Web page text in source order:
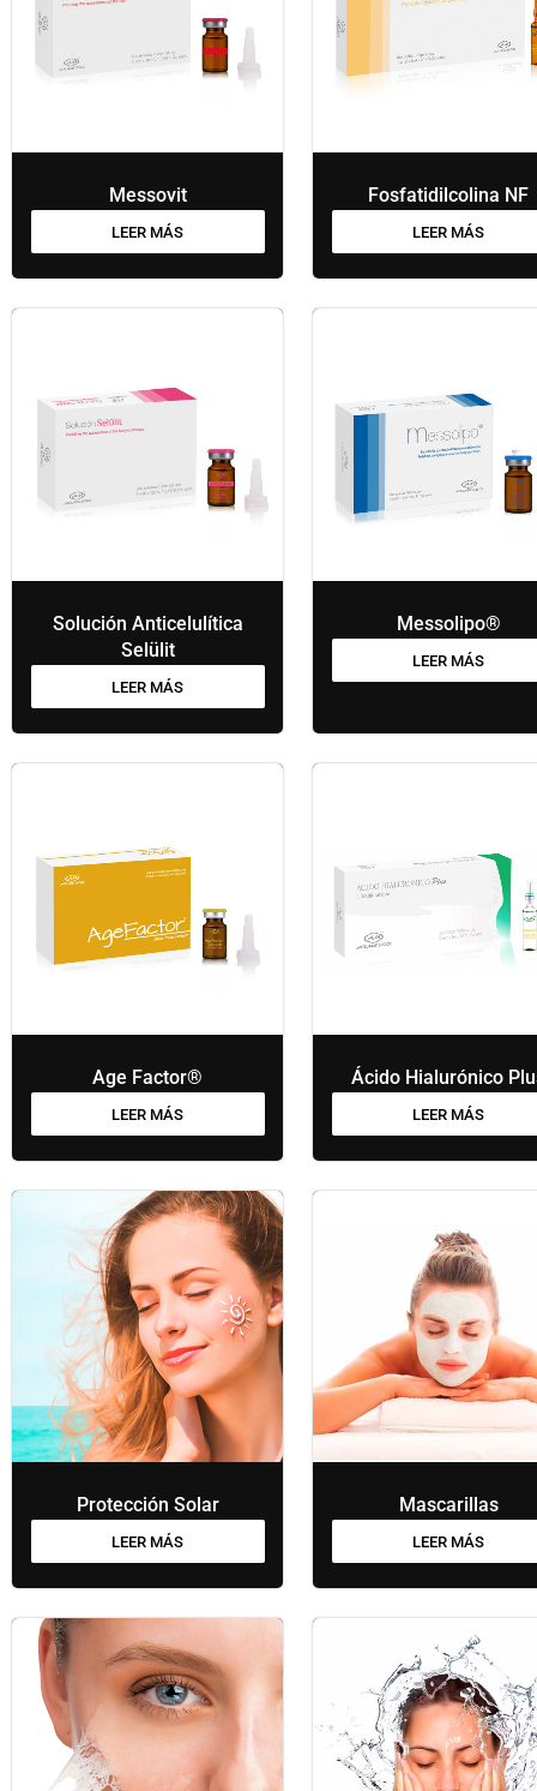
Messovit
LEER MÁS
Fosfatidilcolina NF
LEER MÁS
Solución Anticelulítica
Selülit
LEER MÁS
Messolipo®
LEER MÁS
Age Factor®
LEER MÁS
Ácido Hialurónico
LEER MÁS
Protección Solar
LEER MÁS
Mascarillas
LEER MÁS